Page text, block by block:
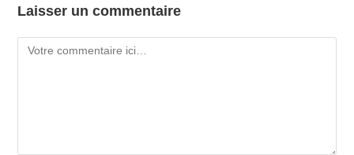
Laisser un commentaire
Comment